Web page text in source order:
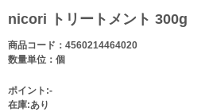
nicori トリートメント 300g
商品コード：4560214464020
数量単位：個
ポイント:-
在庫:あり